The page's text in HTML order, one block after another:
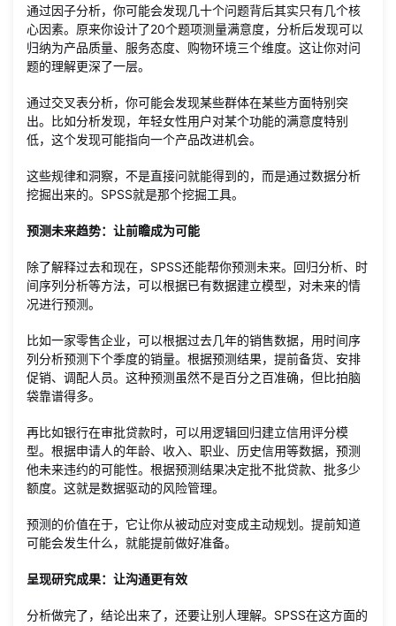
通过因子分析，你可能会发现几十个问题背后其实只有几个核
心因素。原来你设计了20个题项测量满意度，分析后发现可以
归纳为产品质量、服务态度、购物环境三个维度。这让你对问
题的理解更深了一层。
通过交叉表分析，你可能会发现某些群体在某些方面特别突
出。比如分析发现，年轻女性用户对某个功能的满意度特别
低，这个发现可能指向一个产品改进机会。
这些规律和洞察，不是直接问就能得到的，而是通过数据分析
挖掘出来的。SPSS就是那个挖掘工具。
预测未来趋势：让前瞻成为可能
除了解释过去和现在，SPSS还能帮你预测未来。回归分析、时
间序列分析等方法，可以根据已有数据建立模型，对未来的情
况进行预测。
比如一家零售企业，可以根据过去几年的销售数据，用时间序
列分析预测下个季度的销量。根据预测结果，提前备货、安排
促销、调配人员。这种预测虽然不是百分之百准确，但比拍脑
袋靠谱得多。
再比如银行在审批贷款时，可以用逻辑回归建立信用评分模
型。根据申请人的年龄、收入、职业、历史信用等数据，预测
他未来违约的可能性。根据预测结果决定批不批贷款、批多少
额度。这就是数据驱动的风险管理。
预测的价值在于，它让你从被动应对变成主动规划。提前知道
可能会发生什么，就能提前做好准备。
呈现研究成果：让沟通更有效
分析做完了，结论出来了，还要让别人理解。SPSS在这方面的